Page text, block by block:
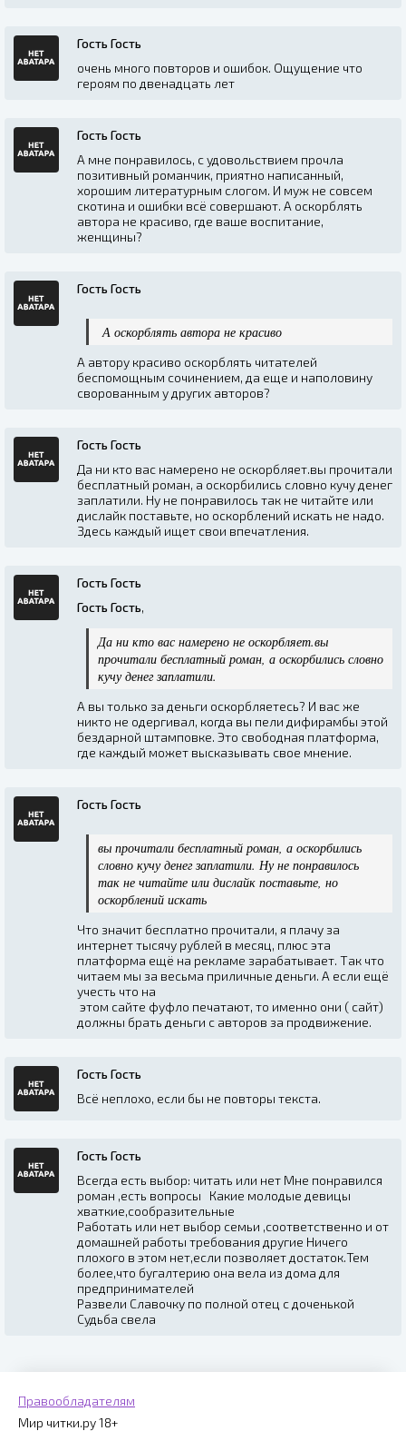
Гость Гость
очень много повторов и ошибок. Ощущение что
героям по двенадцать лет
Гость Гость
А мне понравилось, с удовольствием прочла
позитивный романчик, приятно написанный,
хорошим литературным слогом. И муж не совсем
скотина и ошибки всё совершают. А оскорблять
автора не красиво, где ваше воспитание,
женщины?
Гость Гость
А оскорблять автора не красиво
А автору красиво оскорблять читателей
беспомощным сочинением, да еще и наполовину
сворованным у других авторов?
Гость Гость
Да ни кто вас намерено не оскорбляет.вы прочитали
бесплатный роман, а оскорбились словно кучу денег
заплатили. Ну не понравилось так не читайте или
дислайк поставьте, но оскорблений искать не надо.
Здесь каждый ищет свои впечатления.
Гость Гость
Гость Гость,
Да ни кто вас намерено не оскорбляет.вы
прочитали бесплатный роман, а оскорбились словно
кучу денег заплатили.
А вы только за деньги оскорбляетесь? И вас же
никто не одергивал, когда вы пели дифирамбы этой
бездарной штамповке. Это свободная платформа,
где каждый может высказывать свое мнение.
Гость Гость
вы прочитали бесплатный роман, а оскорбились
словно кучу денег заплатили. Ну не понравилось
так не читайте или дислайк поставьте, но
оскорблений искать
Что значит бесплатно прочитали, я плачу за
интернет тысячу рублей в месяц, плюс эта
платформа ещё на рекламе зарабатывает. Так что
читаем мы за весьма приличные деньги. А если ещё
учесть что на
этом сайте фуфло печатают, то именно они ( сайт)
должны брать деньги с авторов за продвижение.
Гость Гость
Всё неплохо, если бы не повторы текста.
Гость Гость
Всегда есть выбор: читать или нет Мне понравился
роман ,есть вопросы Какие молодые девицы
хваткие,сообразительные
Работать или нет выбор семьи ,соответственно и от
домашней работы требования другие Ничего
плохого в этом нет,если позволяет достаток.Тем
более,что бугалтерию она вела из дома для
предпринимателей
Развели Славочку по полной отец с доченькой
Судьба свела
Правообладателям
Мир читки.ру 18+